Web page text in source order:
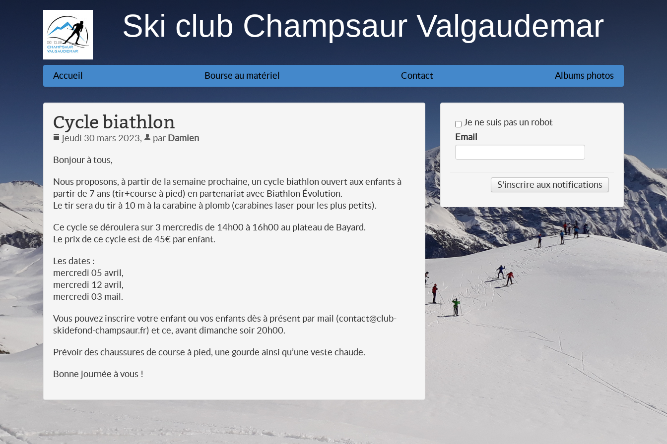
Ski club Champsaur Valgaudemar
Accueil Bourse au matériel Contact Albums photos
Cycle biathlon
jeudi 30 mars 2023, par Damien
Bonjour à tous,
Nous proposons, à partir de la semaine prochaine, un cycle biathlon ouvert aux enfants à
partir de 7 ans (tir+course à pied) en partenariat avec Biathlon Évolution.
Le tir sera du tir à 10 m à la carabine à plomb (carabines laser pour les plus petits).
Ce cycle se déroulera sur 3 mercredis de 14h00 à 16h00 au plateau de Bayard.
Le prix de ce cycle est de 45€ par enfant.
Les dates :
mercredi 05 avril,
mercredi 12 avril,
mercredi 03 mail.
Vous pouvez inscrire votre enfant ou vos enfants dès à présent par mail (contact@club-
skidefond-champsaur.fr) et ce, avant dimanche soir 20h00.
Prévoir des chaussures de course à pied, une gourde ainsi qu’une veste chaude.
Bonne journée à vous !
Je ne suis pas un robot
Email